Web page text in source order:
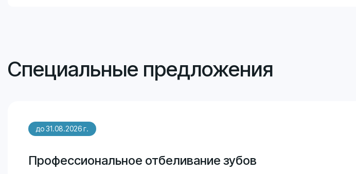
Специальные предложения
до 31.08.2026 г.
Профессиональное отбеливание зубов